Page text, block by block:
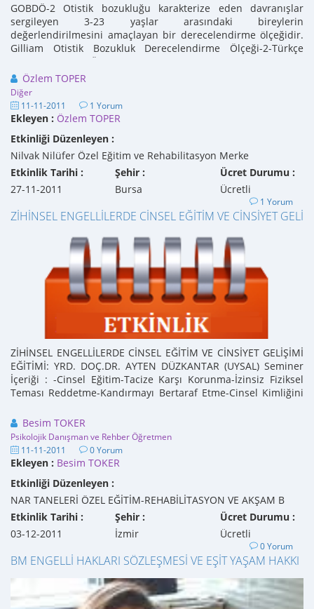
GOBDÖ-2 Otistik bozukluğu karakterize eden davranışlar
sergileyen 3-23 yaşlar arasındaki bireylerin
değerlendirilmesini amaçlayan bir derecelendirme ölçeğidir.
Gilliam Otistik Bozukluk Derecelendirme Ölçeği-2-Türkçe
Versiyonu (GOBDÖ-2-TV) ...
Özlem TOPER
Diğer
11-11-2011 1 Yorum
Ekleyen : Özlem TOPER
Etkinliği Düzenleyen :
Nilvak Nilüfer Özel Eğitim ve Rehabilitasyon Merke
Etkinlik Tarihi :
27-11-2011
Şehir :
Bursa
Ücret Durumu :
Ücretli
1 Yorum
ZİHİNSEL ENGELLİLERDE CİNSEL EĞİTİM VE CİNSİYET
ZİHİNSEL ENGELLİLERDE CİNSEL EĞİTİM VE CİNSİYET GELİŞİMİ
EĞİTİMİ: YRD. DOÇ.DR. AYTEN DÜZKANTAR (UYSAL) Seminer
İçeriği : -Cinsel Eğitim-Tacize Karşı Korunma-İzinsiz Fiziksel
Teması Reddetme-Kandırmayı Bertaraf Etme-Cinsel Kimliğini
Besim TOKER
Psikolojik Danışman ve Rehber Öğretmen
11-11-2011 0 Yorum
Ekleyen : Besim TOKER
Etkinliği Düzenleyen :
NAR TANELERİ ÖZEL EĞİTİM-REHABİLİTASYON VE AKŞAM B
Etkinlik Tarihi :
03-12-2011
Şehir :
İzmir
Ücret Durumu :
Ücretli
0 Yorum
BM ENGELLİ HAKLARI SÖZLEŞMESİ VE EŞİT YAŞAM HAKKI